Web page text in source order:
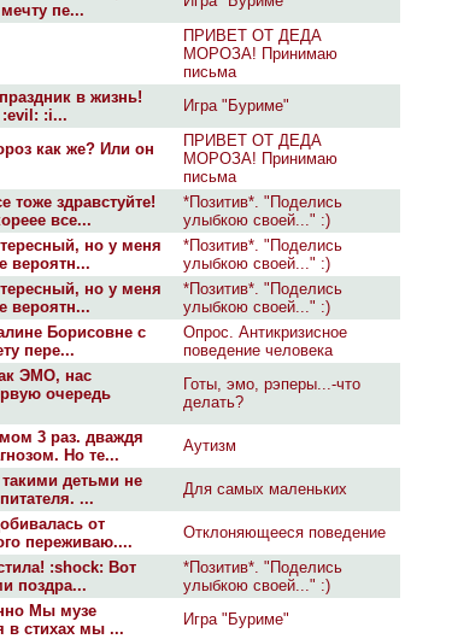
пе...
ПРИВЕТ ОТ ДЕДА
МОРОЗА! Принимаю
письма
в жизнь!
:i...
Игра "Буриме"
как же? Или он
ПРИВЕТ ОТ ДЕДА
МОРОЗА! Принимаю
письма
тоже здравстуйте!
все...
*Позитив*. "Поделись
улыбкою своей..." :)
но у меня
вероятн...
*Позитив*. "Поделись
улыбкою своей..." :)
но у меня
вероятн...
*Позитив*. "Поделись
улыбкою своей..." :)
Борисовне с
пере...
Опрос. Антикризисное
поведение человека
ЭМО, нас
очередь
Готы, эмо, рэперы...-что
делать?
3 раз. дваждя
Но те...
Аутизм
такими детьми не
...
Для самых маленьких
от
переживаю....
Отклоняющееся поведение
:shock: Вот
поздра...
*Позитив*. "Поделись
улыбкою своей..." :)
Мы музе
в стихах мы ...
Игра "Буриме"